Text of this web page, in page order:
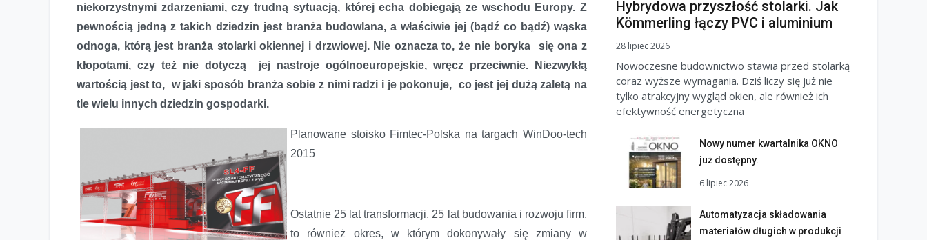
niekorzystnymi zdarzeniami, czy trudną sytuacją, której echa dobiegają ze wschodu Europy. Z
pewnością jedną z takich dziedzin jest branża budowlana, a właściwie jej (bądź co bądź) wąska
odnoga, którą jest branża stolarki okiennej i drzwiowej. Nie oznacza to, że nie boryka się ona z
kłopotami, czy też nie dotyczą jej nastroje ogólnoeuropejskie, wręcz przeciwnie. Niezwykłą
wartością jest to, w jaki sposób branża sobie z nimi radzi i je pokonuje, co jest jej dużą zaletą na
tle wielu innych dziedzin gospodarki.
Planowane stoisko Fimtec-Polska na targach WinDoo-tech
2015
Ostatnie 25 lat transformacji, 25 lat budowania i rozwoju firm,
to również okres, w którym dokonywały się zmiany w
Hybrydowa przyszłość stolarki. Jak
Kömmerling łączy PVC i aluminium
28 lipiec 2026
Nowoczesne budownictwo stawia przed stolarką
coraz wyższe wymagania. Dziś liczy się już nie
tylko atrakcyjny wygląd okien, ale również ich
efektywność energetyczna
Nowy numer kwartalnika OKNO
już dostępny.
6 lipiec 2026
Automatyzacja składowania
materiałów długich w produkcji